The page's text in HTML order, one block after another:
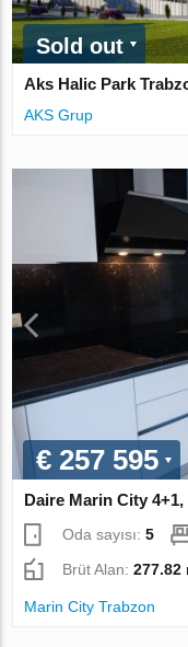
Sold out
Aks Halic Park
AKS Grup
€ 257 595
Daire Marin City
Oda sayısı:5
Brüt Alan:277.82
Marin City Trabzon